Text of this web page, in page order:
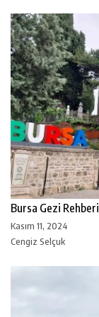
Bursa Gezi
Kasım 11, 2024
Cengiz Selçuk